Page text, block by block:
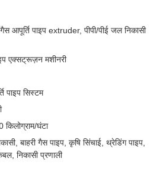
गैस आपूर्ति पाइप extruder, पीपी/पीई जल निकासी
एक्सट्रूज़न मशीनरी
पाइप सिस्टम
किलोग्राम/घंटा
बाहरी गैस पाइप, कृषि सिंचाई, थ्रेडिंग पाइप,
निकासी प्रणाली